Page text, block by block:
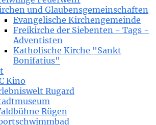
und Glaubensgemeinschaften
Evangelische Kirchengemeinde
Freikirche der Siebenten - Tags -
Adventisten
Katholische Kirche "Sankt
Bonifatius"
Kino
Rugard
Rügen